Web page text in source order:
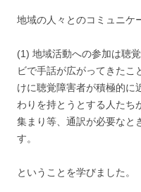
地域の人々とのコミュニケ
(1) 地域活動への参加は聴
ビで手話が広がってきたこ
けに聴覚障害者が積極的に
わりを持とうとする人たち
集まり等、通訳が必要なと
す。
ということを学びました。